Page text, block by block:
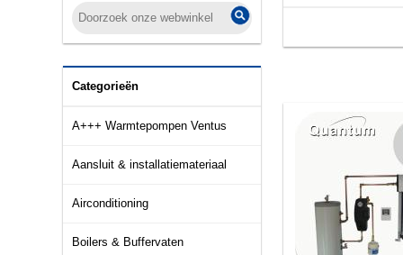
Categorieën
A+++ Warmtepompen Ventus
Aansluit & installatiemateriaal
Airconditioning
Boilers & Buffervaten